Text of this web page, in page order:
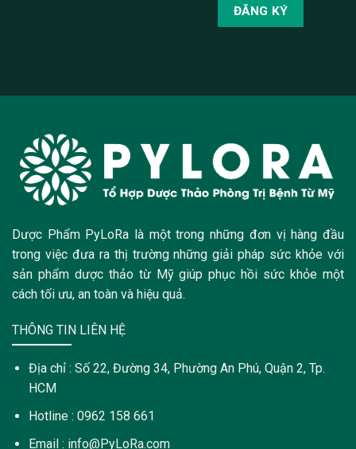
Dược Phẩm PyLoRa là một trong những đơn vị hàng đầu
trong việc đưa ra thị trường những giải pháp sức khỏe với
sản phẩm dược thảo từ Mỹ giúp phục hồi sức khỏe một
cách tối ưu, an toàn và hiệu quả.
THÔNG TIN LIÊN HỆ
Địa chỉ : Số 22, Đường 34, Phường An Phú, Quận 2, Tp.
HCM
Hotline : 0962 158 661
Email : info@PyLoRa.com